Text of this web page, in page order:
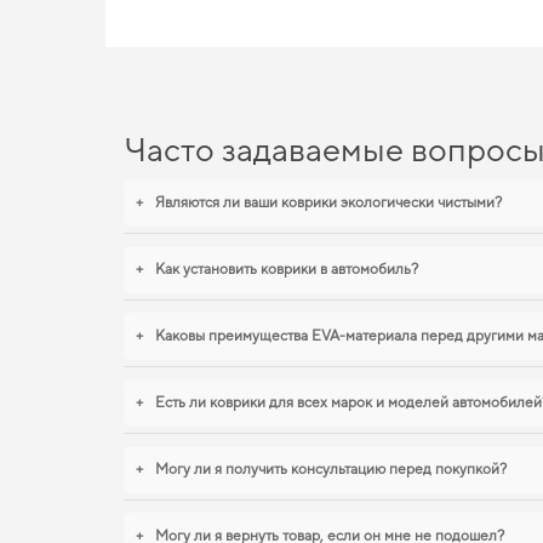
Часто задаваемые вопросы
+ Являются ли ваши коврики экологически чистыми?
+ Как установить коврики в автомобиль?
+ Каковы преимущества EVA-материала перед другими
+ Есть ли коврики для всех марок и моделей
+ Могу ли я получить консультацию перед покупкой?
+ Могу ли я вернуть товар, если он мне не подошел?